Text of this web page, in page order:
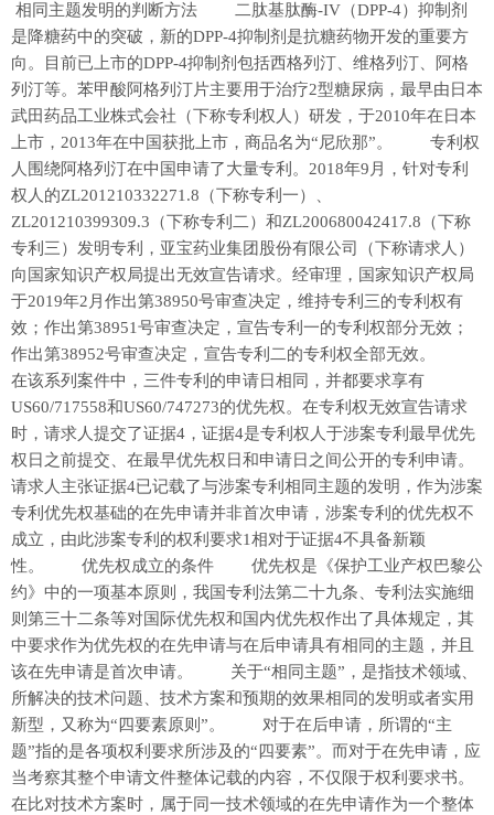
相同主题发明的判断方法 二肽基肽酶-IV（DPP-4）抑制剂
是降糖药中的突破，新的DPP-4抑制剂是抗糖药物开发的重要方
向。目前已上市的DPP-4抑制剂包括西格列汀、维格列汀、阿格
列汀等。苯甲酸阿格列汀片主要用于治疗2型糖尿病，最早由日本
武田药品工业株式会社（下称专利权人）研发，于2010年在日本
上市，2013年在中国获批上市，商品名为“尼欣那”。 专利权
人围绕阿格列汀在中国申请了大量专利。2018年9月，针对专利
权人的ZL201210332271.8（下称专利一）、
ZL201210399309.3（下称专利二）和ZL200680042417.8（下称
专利三）发明专利，亚宝药业集团股份有限公司（下称请求人）
向国家知识产权局提出无效宣告请求。经审理，国家知识产权局
于2019年2月作出第38950号审查决定，维持专利三的专利权有
效；作出第38951号审查决定，宣告专利一的专利权部分无效；
作出第38952号审查决定，宣告专利二的专利权全部无效。
在该系列案件中，三件专利的申请日相同，并都要求享有
US60/717558和US60/747273的优先权。在专利权无效宣告请求
时，请求人提交了证据4，证据4是专利权人于涉案专利最早优先
权日之前提交、在最早优先权日和申请日之间公开的专利申请。
请求人主张证据4已记载了与涉案专利相同主题的发明，作为涉案
专利优先权基础的在先申请并非首次申请，涉案专利的优先权不
成立，由此涉案专利的权利要求1相对于证据4不具备新颖
性。 优先权成立的条件 优先权是《保护工业产权巴黎公
约》中的一项基本原则，我国专利法第二十九条、专利法实施细
则第三十二条等对国际优先权和国内优先权作出了具体规定，其
中要求作为优先权的在先申请与在后申请具有相同的主题，并且
该在先申请是首次申请。 关于“相同主题”，是指技术领域、
所解决的技术问题、技术方案和预期的效果相同的发明或者实用
新型，又称为“四要素原则”。 对于在后申请，所谓的“主
题”指的是各项权利要求所涉及的“四要素”。而对于在先申请，应
当考察其整个申请文件整体记载的内容，不仅限于权利要求书。
在比对技术方案时，属于同一技术领域的在先申请作为一个整体